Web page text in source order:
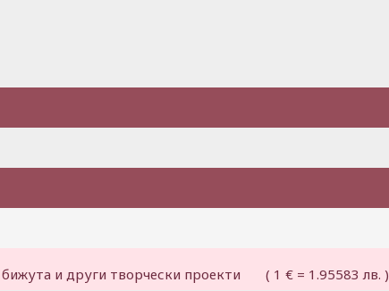
и други творчески проекти ( 1 € = 1.95583 лв. )